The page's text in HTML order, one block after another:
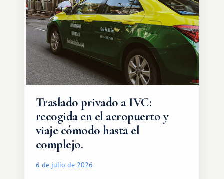
Traslado privado a IVC:
recogida en el aeropuerto y
viaje cómodo hasta el
complejo.
6 de julio de 2026